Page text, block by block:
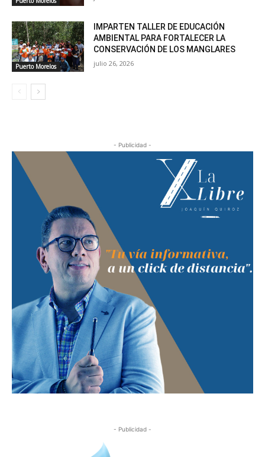
Puerto Morelos
IMPARTEN TALLER DE EDUCACIÓN
AMBIENTAL PARA FORTALECER LA
CONSERVACIÓN DE LOS MANGLARES
julio 26, 2026
- Publicidad -
- Publicidad -